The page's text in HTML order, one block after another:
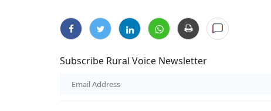
Subscribe Rural Voice Newsletter